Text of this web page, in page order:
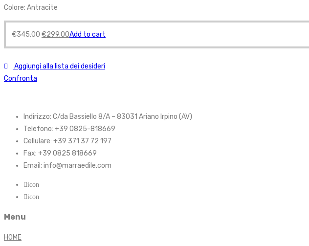
Colore: Antracite
€345.00€299.00Add to cart
Aggiungi alla lista dei desideri
Confronta
Indirizzo: C/da Bassiello 8/A – 83031 Ariano Irpino (AV)
Telefono: +39 0825-818669
Cellulare: +39 371 37 72 197
Fax: +39 0825 818669
Email: info@marraedile.com
icon
icon
Menu
HOME